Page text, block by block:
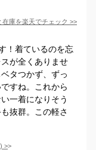
在庫を楽天でチェック >>
！着ているのを忘
が全くありませ
タつかず、ずっ
すね。これから
一着になりそう
抜群。この軽さ
>